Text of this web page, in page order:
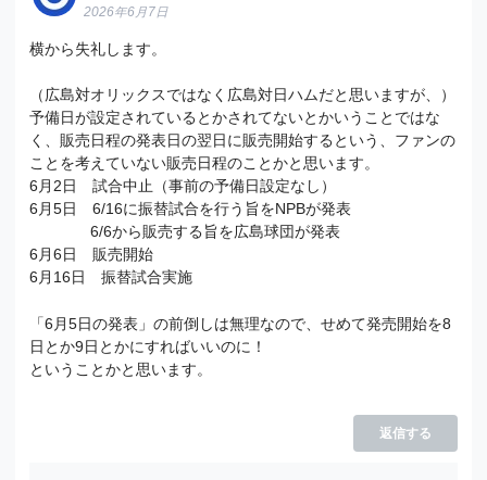
2026年6月7日
横から失礼します。
（広島対オリックスではなく広島対日ハムだと思いますが、）
予備日が設定されているとかされてないとかいうことではな
く、販売日程の発表日の翌日に販売開始するという、ファンの
ことを考えていない販売日程のことかと思います。
6月2日 試合中止（事前の予備日設定なし）
6月5日 6/16に振替試合を行う旨をNPBが発表
6/6から販売する旨を広島球団が発表
6月6日 販売開始
6月16日 振替試合実施
「6月5日の発表」の前倒しは無理なので、せめて発売開始を8
日とか9日とかにすればいいのに！
ということかと思います。
返信する